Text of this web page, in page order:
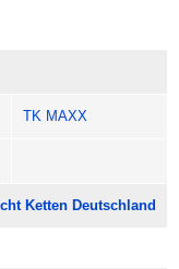
angenehmen
TK MAXX
Ketten Deutschland